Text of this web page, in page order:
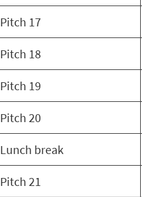
Pitch 17
Pitch 18
Pitch 19
Pitch 20
Lunch break
Pitch 21